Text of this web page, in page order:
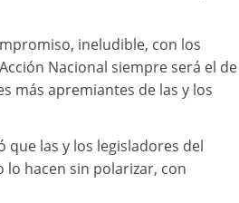
ineludible, con los
Nacional siempre será el de
más apremiantes de las y los
que las y los legisladores del
lo hacen sin polarizar, con